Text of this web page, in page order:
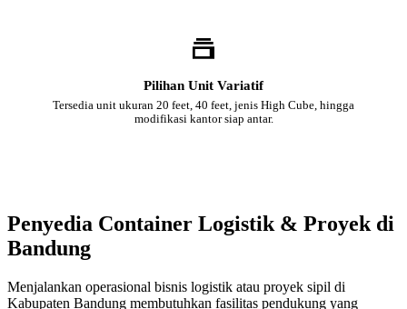
Pilihan Unit Variatif
Tersedia unit ukuran 20 feet, 40 feet, jenis High Cube, hingga
modifikasi kantor siap antar.
Penyedia Container Logistik & Proyek di
Bandung
Menjalankan operasional bisnis logistik atau proyek sipil di
Kabupaten Bandung membutuhkan fasilitas pendukung yang